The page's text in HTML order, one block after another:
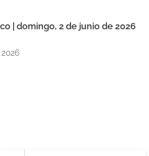
| domingo, 2 de junio de 2026